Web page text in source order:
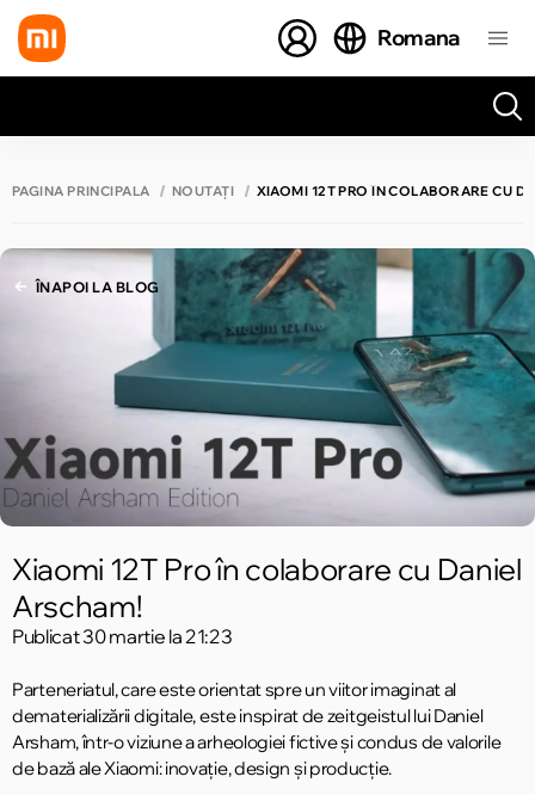
Romana
PAGINA PRINCIPALĂ NOUTĂȚI XIAOMI 12T PRO ÎN COLABORARE CU
ÎNAPOI LA BLOG
Xiaomi 12T Pro în colaborare cu Daniel
Arscham!
Publicat30 martie la 21:23
Parteneriatul, care este orientat spre un viitor imaginat al
dematerializării digitale, este inspirat de zeitgeistul lui Daniel
Arsham, într-o viziune a arheologiei fictive și condus de valorile
de bază ale Xiaomi: inovație, design și producție.